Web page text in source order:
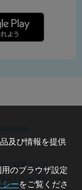
ご利用ガイド
イバシーポリシー
及び情報を提供
のブラウザ設定
シーをご覧くださ